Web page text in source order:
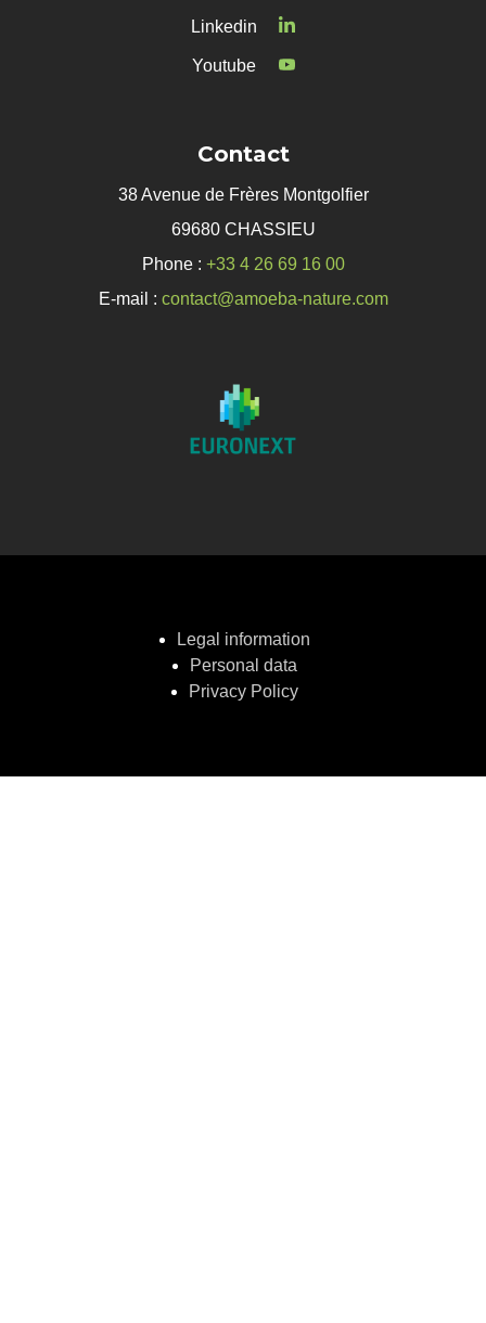
Linkedin
Youtube
Contact
38 Avenue de Frères Montgolfier
69680 CHASSIEU
Phone : +33 4 26 69 16 00
E-mail : contact@amoeba-nature.com
Legal information
Personal data
Privacy Policy